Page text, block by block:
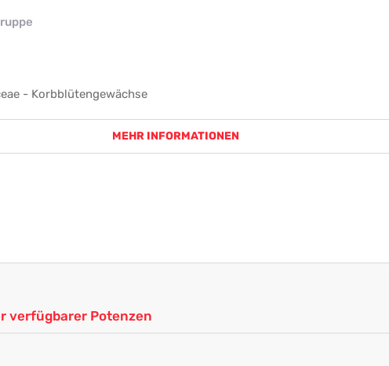
- Korbblütengewächse
MEHR INFORMATIONEN
verfügbarer Potenzen